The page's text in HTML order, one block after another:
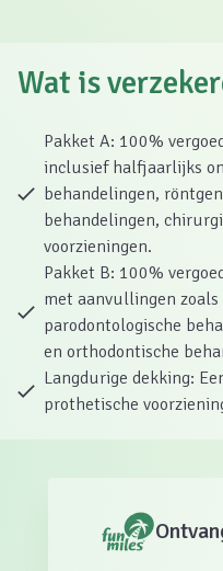
Wat is
Pakket A: 100%
inclusief halfjaarlijks
behandelingen,
behandelingen,
voorzieningen.
Pakket B: 100%
met aanvullingen
parodontologische
en orthodontische
Langdurige dekking:
prothetische